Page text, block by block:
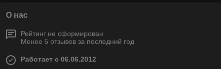
О нас
Рейтинг не сформирован
Менее 5 отзывов за последний год
Работает с 06.06.2012